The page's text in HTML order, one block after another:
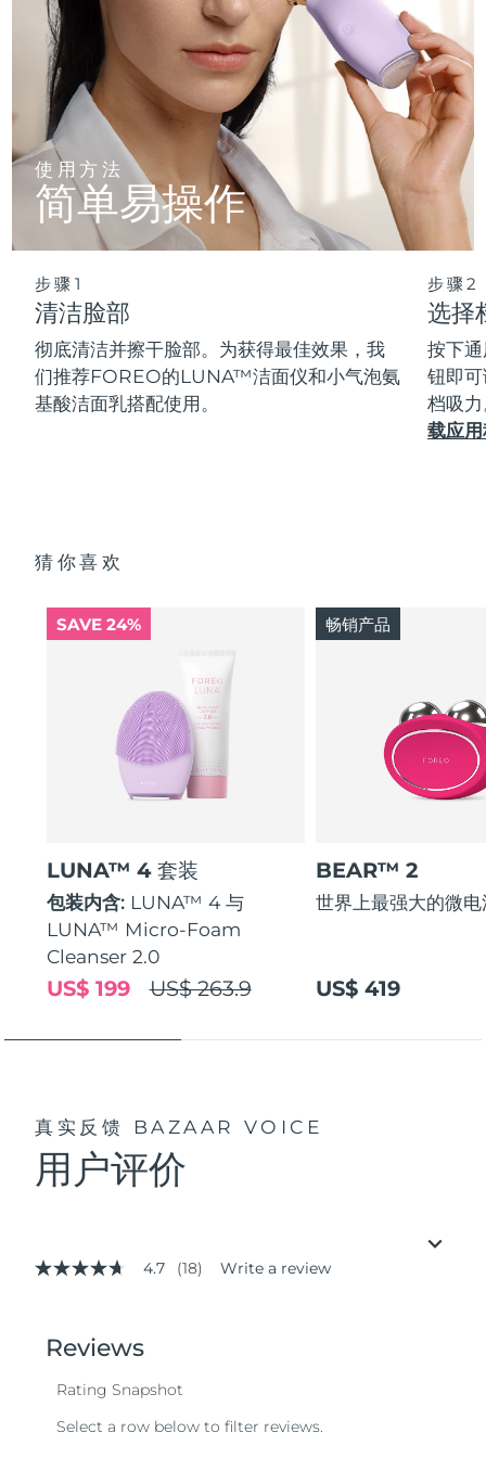
使用方法
简单易操作
步骤1
清洁脸部
彻底清洁并擦干脸部。为获得最佳效果，我
们推荐FOREO的LUNA™洁面仪和小气泡氨
基酸洁面乳搭配使用。
步骤2
选择
按下
钮即
档吸
载应
猜你喜欢
SAVE 24%
LUNA™ 4 套装
包装内含: LUNA™ 4 与
LUNA™ Micro-Foam
Cleanser 2.0
US$ 263.9
US$ 199
BEAR™ 2
世界上最强大的微
US$ 419
畅销产品
真实反馈 BAZAAR VOICE
用户评价
4.7
stars,
average
value.
4.7 (18) Write a review